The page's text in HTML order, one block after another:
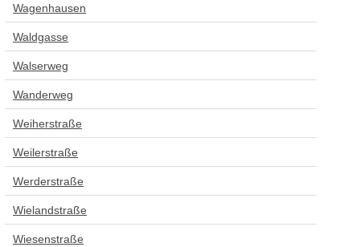
Wagenhausen
Waldgasse
Walserweg
Wanderweg
Weiherstraße
Weilerstraße
Werderstraße
Wielandstraße
Wiesenstraße